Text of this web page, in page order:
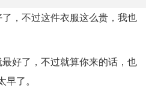
，不过这件衣服这么贵，我也
好了，不过就算你来的话，也
了。